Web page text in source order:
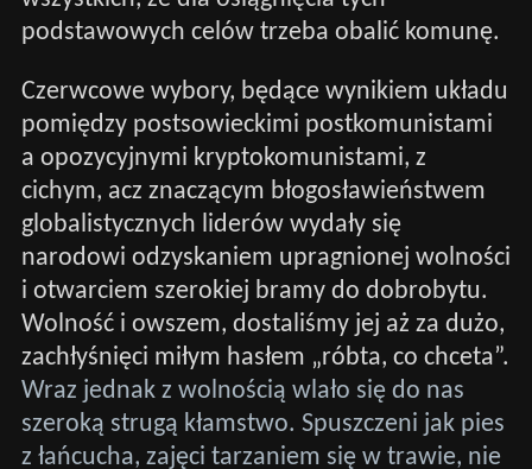
podstawowych celów trzeba obalić komunę.
Czerwcowe wybory, będące wynikiem układu
pomiędzy postsowieckimi postkomunistami
a opozycyjnymi kryptokomunistami, z
cichym, acz znaczącym błogosławieństwem
globalistycznych liderów wydały się
narodowi odzyskaniem upragnionej wolności
i otwarciem szerokiej bramy do dobrobytu.
Wolność i owszem, dostaliśmy jej aż za dużo,
zachłyśnięci miłym hasłem „róbta, co chceta”.
Wraz jednak z wolnością wlało się do nas
szeroką strugą kłamstwo. Spuszczeni jak pies
z łańcucha, zajęci tarzaniem się w trawie, nie